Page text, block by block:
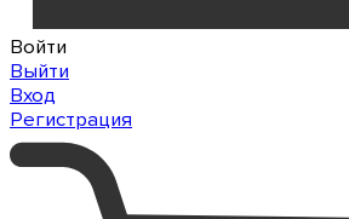
Войти
Выйти
Вход
Регистрация